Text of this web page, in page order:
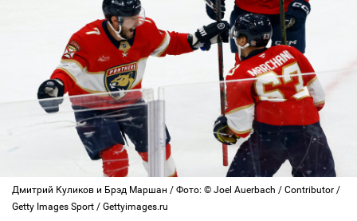
Дмитрий Куликов и Брэд Маршан / Фото: © Joel Auerbach / Contributor /
Getty Images Sport / Gettyimages.ru